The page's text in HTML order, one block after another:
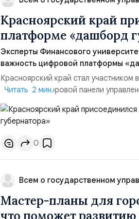
Красноярский край
платформе «дашборд
Эксперты Финансового
важность цифровой платформы
Красноярский край стал участником
внедрение цифровой панели
данный момент этот инструмент
неотъемлемой частью повседневной
осуществляется контроль за
Читать 2 мин.
0
Всем о государственном
Мастер-планы для
что поможет